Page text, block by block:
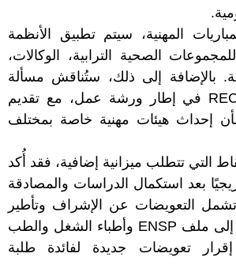
المهنية، سيتم تطبيق الأنظمة
الصحية الترابية، الوكالات،
بالإضافة إلى ذلك، ستُناقش مسألة
الأجر المتغير والـ REC في إطار ورشة عمل، مع تقديم
إحداث هيئات مهنية خاصة بمختلف
التي تتطلب ميزانية إضافية، فقد أُكد
بعد استكمال الدراسات والمصادقة
تشمل التعويضات عن الإشراف وتأطير
التدريبات، بالإضافة إلى ملف ENSP وأطباء الشغل والطب
تعويضات جديدة لفائدة طلبة